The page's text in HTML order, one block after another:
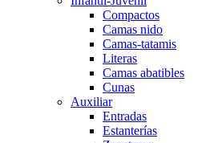
Compactos
Camas nido
Camas-tatamis
Literas
Camas abatibles
Cunas
Auxiliar
Entradas
Estanterías